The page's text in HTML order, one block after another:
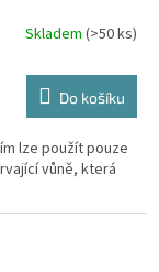
Skladem(>50 ks)
Do košíku
lze použít pouze
vůně, která